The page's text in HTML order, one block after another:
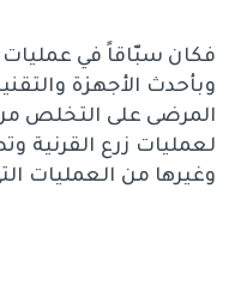
فكان سبّاقاً في عمليات
وبأحدث الأجهزة
المرضى على التخلص من
لعمليات زرع القرنية
وغيرها من العمليات